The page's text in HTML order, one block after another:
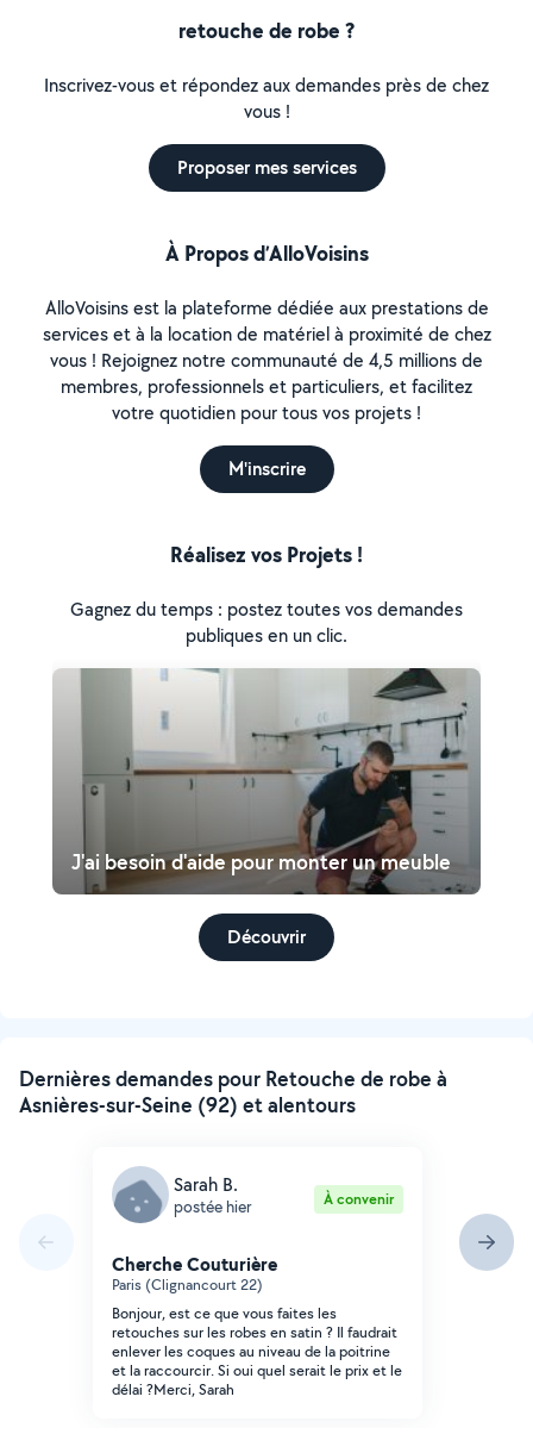
retouche de robe ?
Inscrivez-vous et répondez aux demandes près de chez
vous !
Proposer mes services
À Propos d’AlloVoisins
AlloVoisins est la plateforme dédiée aux prestations de
services et à la location de matériel à proximité de chez
vous ! Rejoignez notre communauté de 4,5 millions de
membres, professionnels et particuliers, et facilitez
votre quotidien pour tous vos projets !
M'inscrire
Réalisez vos Projets !
Gagnez du temps : postez toutes vos demandes
publiques en un clic.
J'ai besoin d'aide pour monter un meuble
Découvrir
Dernières demandes pour Retouche de robe à
Asnières-sur-Seine (92) et alentours
Sarah B.
postée hier À convenir
Cherche Couturière
Paris (Clignancourt 22)
Bonjour, est ce que vous faites les
retouches sur les robes en satin ? Il faudrait
enlever les coques au niveau de la poitrine
et la raccourcir. Si oui quel serait le prix et le
délai ?Merci, Sarah